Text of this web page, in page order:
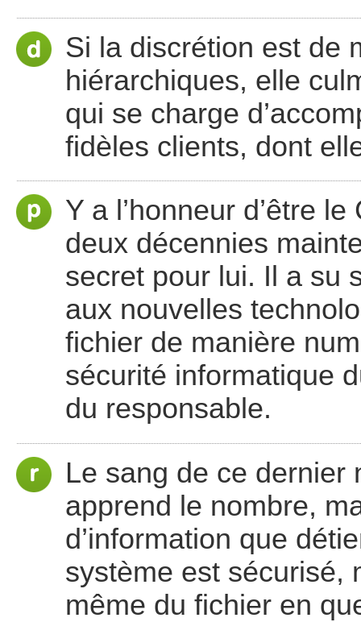
Si la discrétion est de
hiérarchiques, elle
qui se charge
fidèles clients, dont
Y a l’honneur d’être
deux décennies
secret pour lui. Il a su
aux nouvelles
fichier de manière
sécurité informatique
du responsable.
Le sang de ce dernier
apprend le nombre,
d’information que
système est sécurisé,
même du fichier en